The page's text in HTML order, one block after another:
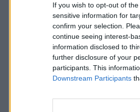
If you wish to opt-out of
sensitive information for
confirm your selection.
continue seeing interest-
information disclosed to
further disclosure of your
participants. This
Downstream Participants